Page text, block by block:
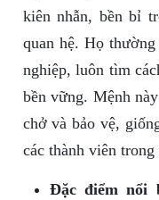
kiên nhẫn, bền bỉ
quan hệ. Họ
nghiệp, luôn tìm
bền vững. Mệnh
chở và bảo vệ,
các thành viên
Đặc điểm nổi